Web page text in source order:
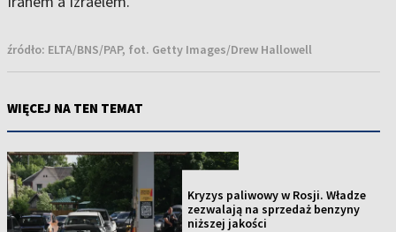
źródło: ELTA/BNS/PAP, fot. Getty Images/Drew Hallowell
WIĘCEJ NA TEN TEMAT
Kryzys paliwowy w Rosji. Władze
zezwalają na sprzedaż benzyny
niższej jakości